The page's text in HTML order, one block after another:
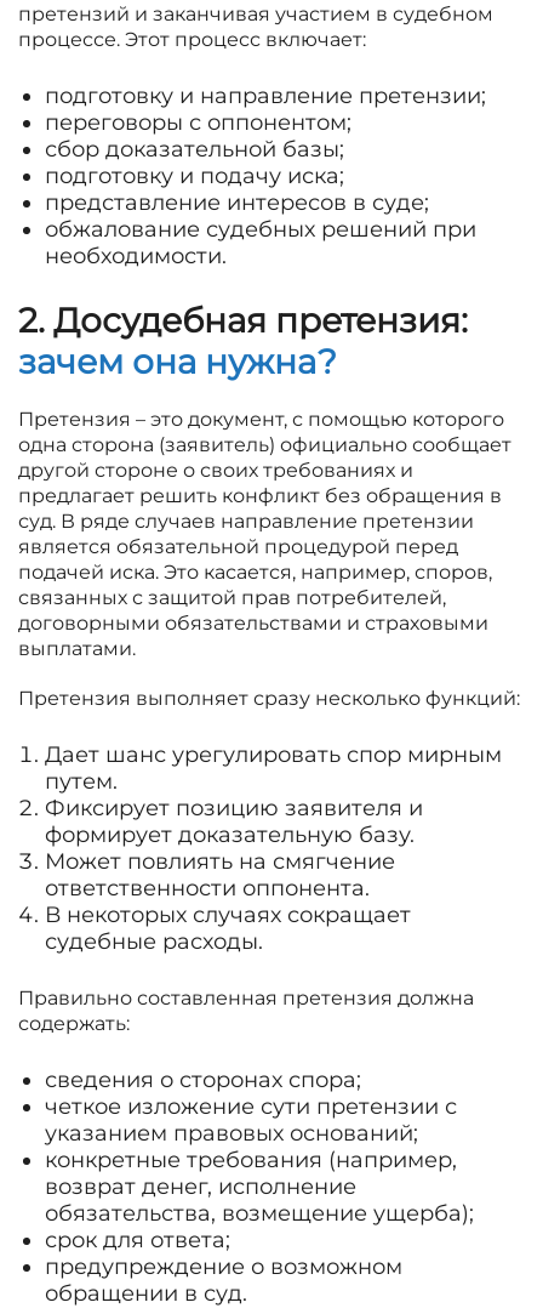
претензий и заканчивая участием в судебном
процессе. Этот процесс включает:
подготовку и направление претензии;
переговоры с оппонентом;
сбор доказательной базы;
подготовку и подачу иска;
представление интересов в суде;
обжалование судебных решений при
необходимости.
2. Досудебная претензия:
зачем она нужна?
Претензия – это документ, с помощью которого
одна сторона (заявитель) официально сообщает
другой стороне о своих требованиях и
предлагает решить конфликт без обращения в
суд. В ряде случаев направление претензии
является обязательной процедурой перед
подачей иска. Это касается, например, споров,
связанных с защитой прав потребителей,
договорными обязательствами и страховыми
выплатами.
Претензия выполняет сразу несколько функций:
Дает шанс урегулировать спор мирным
путем.
Фиксирует позицию заявителя и
формирует доказательную базу.
Может повлиять на смягчение
ответственности оппонента.
В некоторых случаях сокращает
судебные расходы.
Правильно составленная претензия должна
содержать:
сведения о сторонах спора;
четкое изложение сути претензии с
указанием правовых оснований;
конкретные требования (например,
возврат денег, исполнение
обязательства, возмещение ущерба);
срок для ответа;
предупреждение о возможном
обращении в суд.